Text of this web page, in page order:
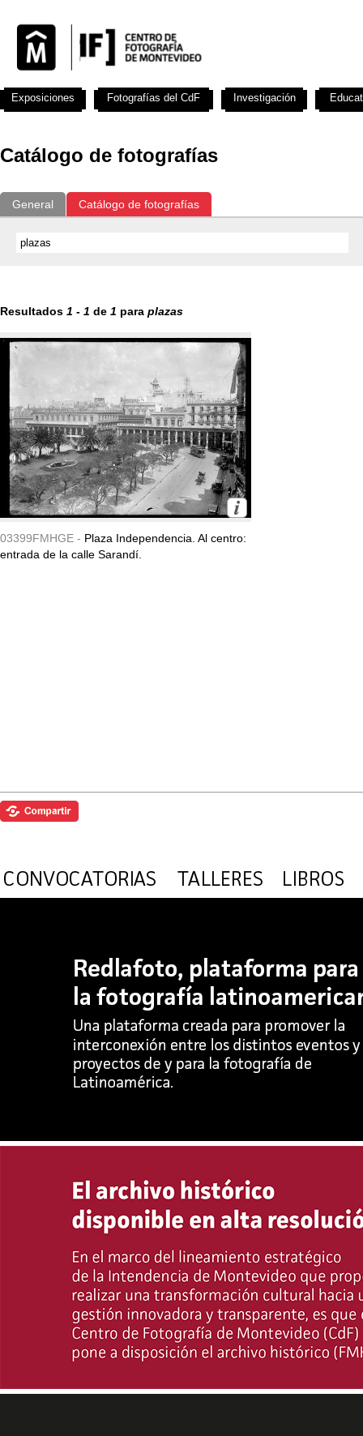
Catálogo de fotografías
General Catálogo de fotografías
Resultados 1 - 1 de 1 para plazas
03399FMHGE - Plaza Independencia. Al centro:
entrada de la calle Sarandí.
Exposiciones Fotografías del CdF Investigación